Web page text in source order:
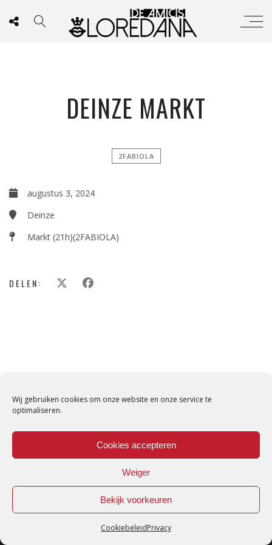
Wij gebruiken cookies om onze website en onze service te
optimaliseren.
Cookies accepteren
Weiger
Bekijk voorkeuren
CookiebeleidPrivacy
DEINZE MARKT
2FABIOLA
augustus 3, 2024
Deinze
Markt (21h)(2FABIOLA)
DELEN:
Loredana © Made with love byDirtyHippos